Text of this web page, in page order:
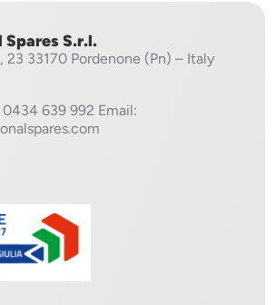
Spares S.r.l.
23 33170 Pordenone (Pn) – Italy
0434 639 992 Email: